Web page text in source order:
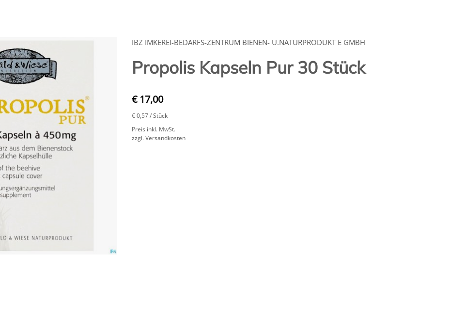
IBZ IMKEREI-BEDARFS-ZENTRUM BIENEN- U.NATURPRODUKT E GMBH
Propolis Kapseln Pur 30 Stück
€ 17,00
€ 0,57/ Stück
Preis inkl. MwSt.
zzgl. Versandkosten